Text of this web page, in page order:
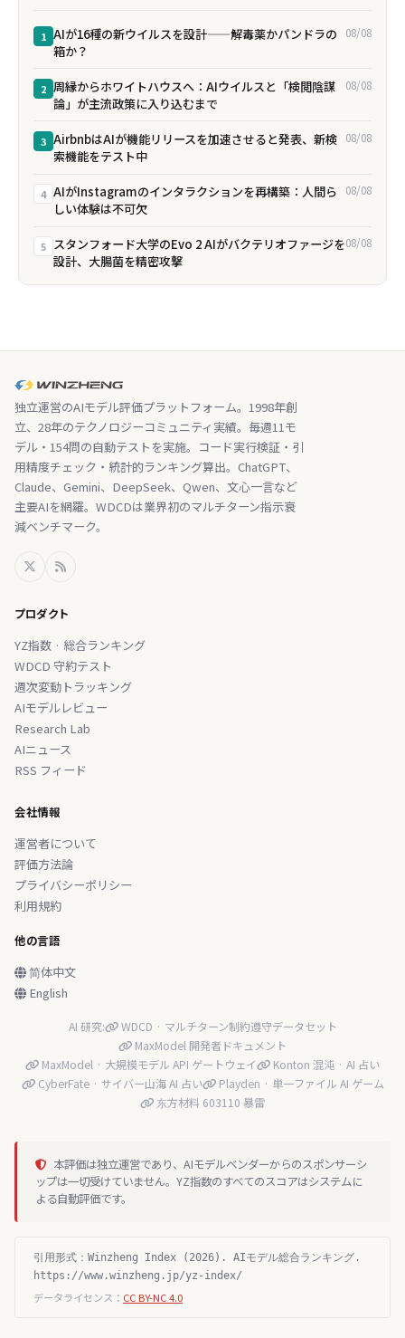
1 AIが16種の新ウイルスを設計——解毒薬かパンドラの
箱か？
08/08
2 周縁からホワイトハウスへ：AIウイルスと「検閲陰謀
論」が主流政策に入り込むまで
08/08
3 AirbnbはAIが機能リリースを加速させると発表、新検
索機能をテスト中
08/08
4 AIがInstagramのインタラクションを再構築：人間ら
しい体験は不可欠
08/08
5 スタンフォード大学のEvo 2 AIがバクテリオファージを
設計、大腸菌を精密攻撃
08/08
独立運営のAIモデル評価プラットフォーム。1998年創
立、28年のテクノロジーコミュニティ実績。毎週11モ
デル・154問の自動テストを実施。コード実行検証・引
用精度チェック・統計的ランキング算出。ChatGPT、
Claude、Gemini、DeepSeek、Qwen、文心一言など
主要AIを網羅。WDCDは業界初のマルチターン指示衰
減ベンチマーク。
プロダクト
YZ指数 · 総合ランキング
WDCD 守約テスト
週次変動トラッキング
AIモデルレビュー
Research Lab
AIニュース
RSS フィード
会社情報
運営者について
評価方法論
プライバシーポリシー
利用規約
他の言語
简体中文
English
AI 研究:
WDCD · マルチターン制約遵守データセット
MaxModel 開発者ドキュメント
MaxModel · 大規模モデル API ゲートウェイ
Konton 混沌 · AI 占い
CyberFate · サイバー山海 AI 占い
Playden · 単一ファイル AI ゲーム
东方材料 603110 暴雷
本評価は独立運営であり、AIモデルベンダーからのスポンサーシ
ップは一切受けていません。YZ指数のすべてのスコアはシステムに
よる自動評価です。
引用形式：Winzheng Index (2026). AIモデル総合ランキング.
https://www.winzheng.jp/yz-index/
データライセンス： CC BY-NC 4.0